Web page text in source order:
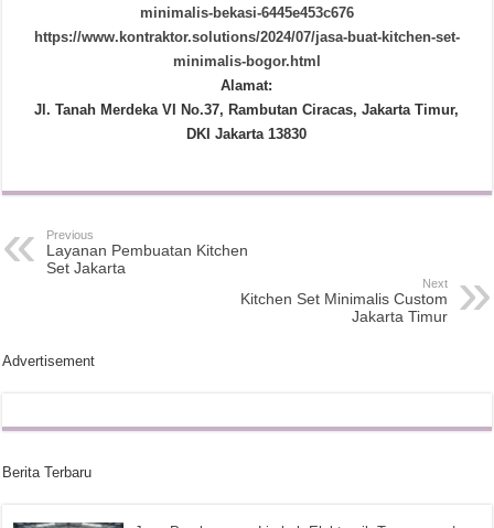
minimalis-bekasi-6445e453c676
https://www.kontraktor.solutions/2024/07/jasa-buat-kitchen-set-
minimalis-bogor.html
Alamat:
Jl. Tanah Merdeka VI No.37, Rambutan Ciracas, Jakarta Timur,
DKI Jakarta 13830
Previous
Layanan Pembuatan Kitchen
Set Jakarta
Next
Kitchen Set Minimalis Custom
Jakarta Timur
Advertisement
Berita Terbaru